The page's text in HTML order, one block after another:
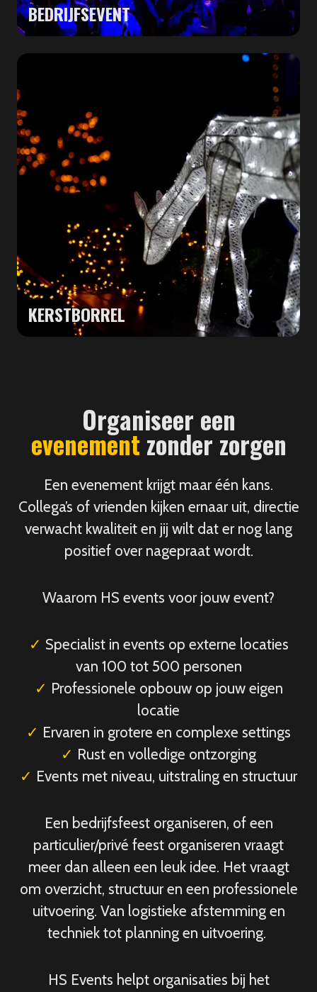
BEDRIJFSEVENT
KERSTBORREL
Organiseer een
evenement zonder zorgen
Een evenement krijgt maar één kans.
Collega’s of vrienden kijken ernaar uit, directie
verwacht kwaliteit en jij wilt dat er nog lang
positief over nagepraat wordt.
Waarom HS events voor jouw event?
✓ Specialist in events op externe locaties
van 100 tot 500 personen
✓ Professionele opbouw op jouw eigen
locatie
✓ Ervaren in grotere en complexe settings
✓ Rust en volledige ontzorging
✓ Events met niveau, uitstraling en structuur
Een bedrijfsfeest organiseren, of een
particulier/privé feest organiseren vraagt
meer dan alleen een leuk idee. Het vraagt
om overzicht, structuur en een professionele
uitvoering. Van logistieke afstemming en
techniek tot planning en uitvoering.
HS Events helpt organisaties bij het